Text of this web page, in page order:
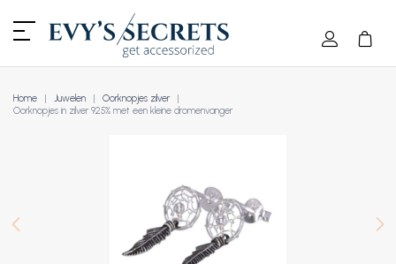
Home Juwelen
Oorknopjes zilver
Oorknopjes in zilver 925% met een kleine dromenvanger